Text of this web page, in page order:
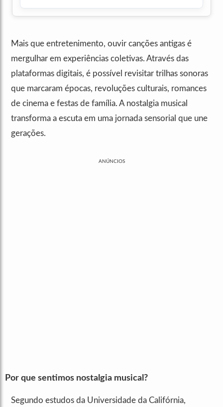
Mais que entretenimento, ouvir canções antigas é
mergulhar em experiências coletivas. Através das
plataformas digitais, é possível revisitar trilhas sonoras
que marcaram épocas, revoluções culturais, romances
de cinema e festas de família. A nostalgia musical
transforma a escuta em uma jornada sensorial que une
gerações.
ANÚNCIOS
Por que sentimos nostalgia musical?
Segundo estudos da Universidade da Califórnia,